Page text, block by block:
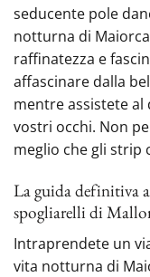
seducente pole
notturna di
raffinatezza e
affascinare dalla
mentre assistete al
vostri occhi. Non
meglio che gli strip
La guida definitiva
spogliarelli di
Intraprendete un
vita notturna di